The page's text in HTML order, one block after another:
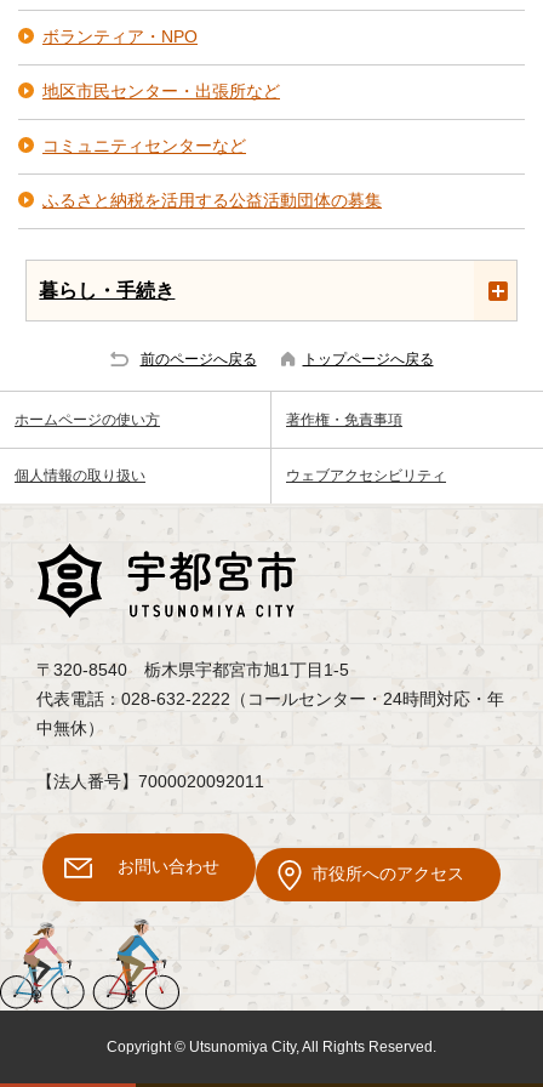
ボランティア・NPO
地区市民センター・出張所など
コミュニティセンターなど
ふるさと納税を活用する公益活動団体の募集
暮らし・手続き
前のページへ戻る トップページへ戻る
ホームページの使い方 著作権・免責事項
個人情報の取り扱い ウェブアクセシビリティ
〒320-8540 栃木県宇都宮市旭1丁目1-5
代表電話：028-632-2222（コールセンター・24時間対応・年
中無休）
【法人番号】7000020092011
お問い合わせ 市役所へのアクセス
Copyright © Utsunomiya City, All Rights Reserved.